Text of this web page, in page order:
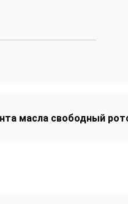
масла свободный